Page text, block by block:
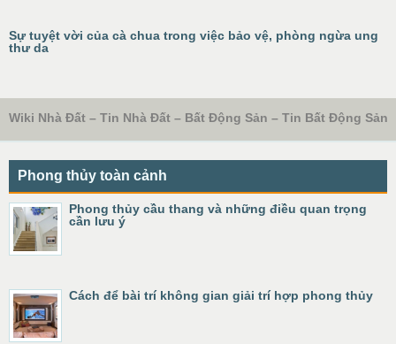
Sự tuyệt vời của cà chua trong việc bảo vệ, phòng ngừa ung
thư da
Wiki Nhà Đất – Tin Nhà Đất – Bất Động Sản – Tin Bất Động Sản
Phong thủy toàn cảnh
Phong thủy cầu thang và những điều quan trọng
cần lưu ý
Cách để bài trí không gian giải trí hợp phong thủy